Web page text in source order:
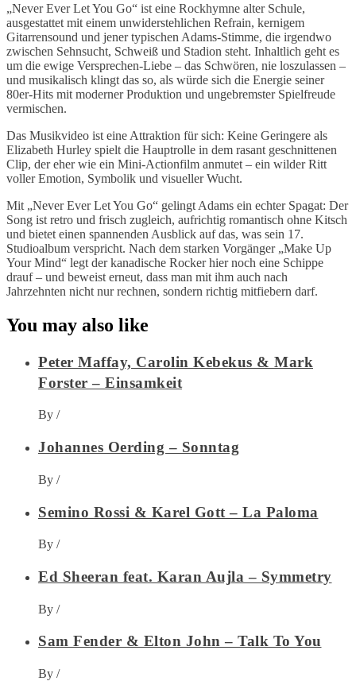
„Never Ever Let You Go“ ist eine Rockhymne alter Schule,
ausgestattet mit einem unwiderstehlichen Refrain, kernigem
Gitarrensound und jener typischen Adams-Stimme, die irgendwo
zwischen Sehnsucht, Schweiß und Stadion steht. Inhaltlich geht es
um die ewige Versprechen-Liebe – das Schwören, nie loszulassen –
und musikalisch klingt das so, als würde sich die Energie seiner
80er-Hits mit moderner Produktion und ungebremster Spielfreude
vermischen.
Das Musikvideo ist eine Attraktion für sich: Keine Geringere als
Elizabeth Hurley spielt die Hauptrolle in dem rasant geschnittenen
Clip, der eher wie ein Mini-Actionfilm anmutet – ein wilder Ritt
voller Emotion, Symbolik und visueller Wucht.
Mit „Never Ever Let You Go“ gelingt Adams ein echter Spagat: Der
Song ist retro und frisch zugleich, aufrichtig romantisch ohne Kitsch
und bietet einen spannenden Ausblick auf das, was sein 17.
Studioalbum verspricht. Nach dem starken Vorgänger „Make Up
Your Mind“ legt der kanadische Rocker hier noch eine Schippe
drauf – und beweist erneut, dass man mit ihm auch nach
Jahrzehnten nicht nur rechnen, sondern richtig mitfiebern darf.
You may also like
Peter Maffay, Carolin Kebekus & Mark
Forster – Einsamkeit
By /
Johannes Oerding – Sonntag
By /
Semino Rossi & Karel Gott – La Paloma
By /
Ed Sheeran feat. Karan Aujla – Symmetry
By /
Sam Fender & Elton John – Talk To You
By /